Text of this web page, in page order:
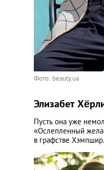
Фото: beauty.ua
Элизабет
Пусть она уже
«Ослепленный
в графстве Хэмпшир.